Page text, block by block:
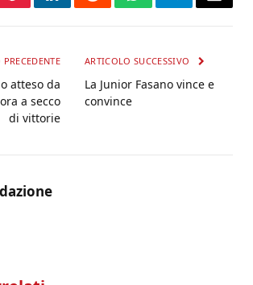
PinterestLinkedInRedditWhatsAppTelegramEmail
atteso da
a secco
di vittorie
ARTICOLO SUCCESSIVO
La Junior Fasano vince e
convince